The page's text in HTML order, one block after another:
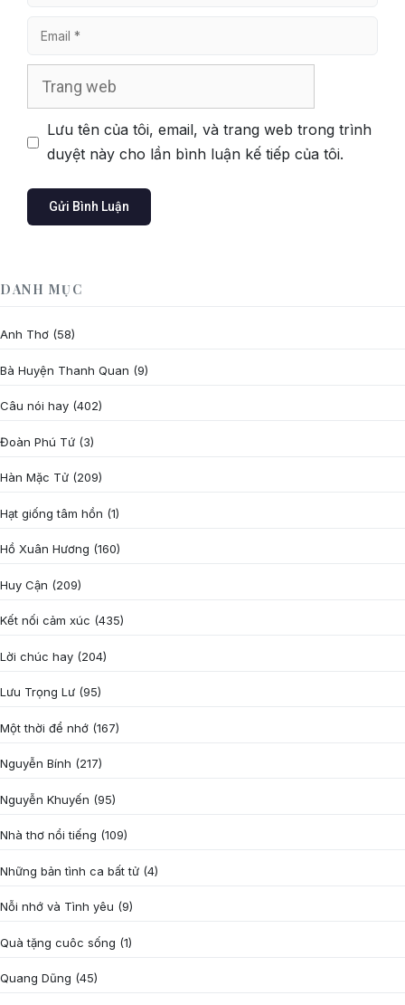
Email
Lưu tên của tôi, email, và trang web trong trình
duyệt này cho lần bình luận kế tiếp của tôi.
DANH MỤC
Anh Thơ (58)
Bà Huyện Thanh Quan (9)
Câu nói hay (402)
Đoàn Phú Tứ (3)
Hàn Mặc Tử (209)
Hạt giống tâm hồn (1)
Hồ Xuân Hương (160)
Huy Cận (209)
Kết nối cảm xúc (435)
Lời chúc hay (204)
Lưu Trọng Lư (95)
Một thời để nhớ (167)
Nguyễn Bính (217)
Nguyễn Khuyến (95)
Nhà thơ nổi tiếng (109)
Những bản tình ca bất tử (4)
Nỗi nhớ và Tình yêu (9)
Quà tặng cuôc sống (1)
Quang Dũng (45)